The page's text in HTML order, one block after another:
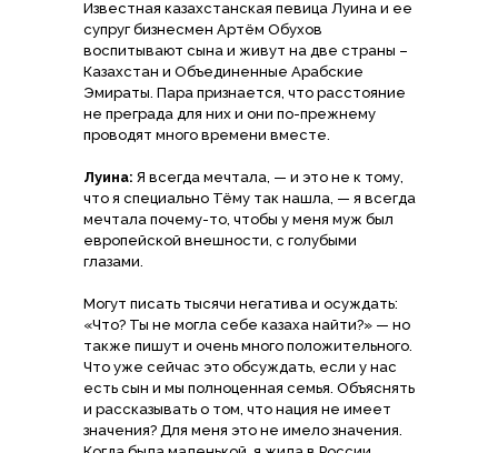
Известная казахстанская певица Луина и ее
супруг бизнесмен Артём Обухов
воспитывают сына и живут на две страны –
Казахстан и Объединенные Арабские
Эмираты. Пара признается, что расстояние
не преграда для них и они по-прежнему
проводят много времени вместе.
Луина: Я всегда мечтала, — и это не к тому,
что я специально Тёму так нашла, — я всегда
мечтала почему-то, чтобы у меня муж был
европейской внешности, с голубыми
глазами.
Могут писать тысячи негатива и осуждать:
«Что? Ты не могла себе казаха найти?» — но
также пишут и очень много положительного.
Что уже сейчас это обсуждать, если у нас
есть сын и мы полноценная семья. Объяснять
и рассказывать о том, что нация не имеет
значения? Для меня это не имело значения.